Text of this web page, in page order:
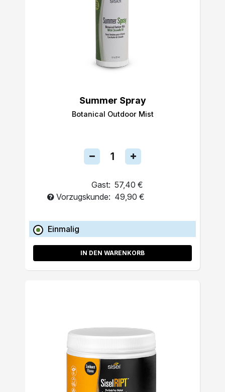
Summer Spray
Botanical Outdoor Mist
Gast: 57,40 €
Vorzugskunde: 49,90 €
Einmalig
IN DEN WARENKORB